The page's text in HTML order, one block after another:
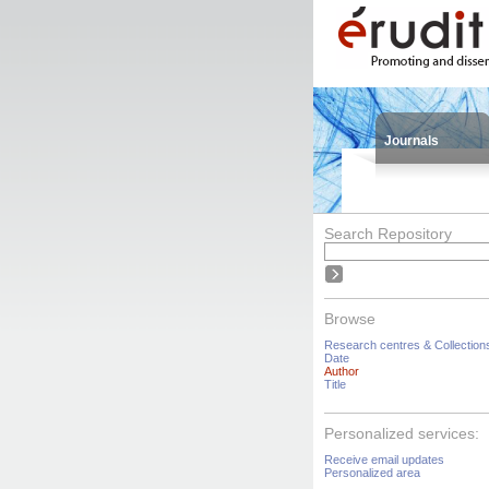
Journals
Search Repository
Browse
Research centres &
Date
Author
Title
Personalized services:
Receive email updates
Personalized area